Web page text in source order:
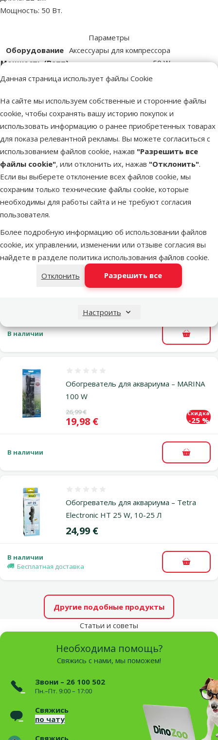
Данная страница использует файлы Cookie
На сайте мы используем собственные и сторонние файлы
cookie, чтобы сохранять вашу историю покупок и
использовать информацию о ранее приобретенных товарах
для показа релевантной рекламы. Вы можете согласиться с
использованием файлов cookie, нажав "Разрешить все
файлы cookie", или отклонить их, нажав "Отклонить".
Если вы выберете отклонение всех файлов cookie, мы
сохраним только технические файлы cookie, которые
необходимы для работы сайта и не требуют согласия
пользователя.
Более подробную информацию об использовании файлов
cookie, их управлении, изменении или отзыве согласия вы
найдете в разделе политика использования файлов cookie.
Отклонить
Разрешить все
Настроить
Мощность: 50 Вт.
Параметры
Оборудование Аксессуары для компрессора
Мощность (Ватт)
50 W
Бренд
Marina
EAN
015561112321
Похожие продукты
Обогреватель для аквариума – MARINA
Оценка 0%
Исходная цена
24,99 €
Цена
Скидка
В наличии
Обогреватель для аквариума – MARINA
50 W
Оценка 0%
Исходная цена
В наличии В
Обогреватель для аквариума – MARINA
100 W
Исходная цена
26,99 €
Цена
19,98 €
Скидка
-25 %
В наличии В
Обогреватель для аквариума – Tetra
Electronic HT 25 W, 10-25 Л
Цена
24,99 €
В наличии
Бесплатная доставка
В
Другие подобные продукты
Статьи и советы
Необходима помощь?
Свяжись с нами, мы поможем!
Звони – 26 100 502
Пн.–Пт. 9:00 – 17:00
Свяжись
по чату